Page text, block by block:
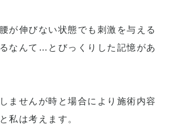
が伸びない状態でも刺激を与える
なんて…とびっくりした記憶があ
ませんが時と場合により施術内容
私は考えます。